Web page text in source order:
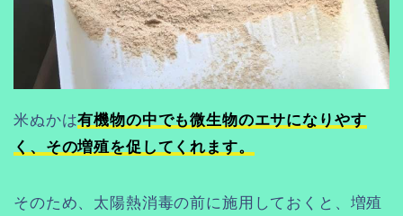
米ぬかは有機物の中でも微生物のエサになりやす
く、その増殖を促してくれます。
そのため、太陽熱消毒の前に施用しておくと、増殖